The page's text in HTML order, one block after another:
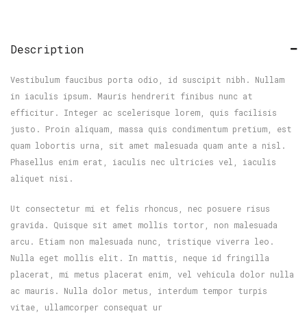
Description
Vestibulum faucibus porta odio, id suscipit nibh. Nullam
in iaculis ipsum. Mauris hendrerit finibus nunc at
efficitur. Integer ac scelerisque lorem, quis facilisis
justo. Proin aliquam, massa quis condimentum pretium, est
quam lobortis urna, sit amet malesuada quam ante a nisl.
Phasellus enim erat, iaculis nec ultricies vel, iaculis
aliquet nisi.
Ut consectetur mi et felis rhoncus, nec posuere risus
gravida. Quisque sit amet mollis tortor, non malesuada
arcu. Etiam non malesuada nunc, tristique viverra leo.
Nulla eget mollis elit. In mattis, neque id fringilla
placerat, mi metus placerat enim, vel vehicula dolor nulla
ac mauris. Nulla dolor metus, interdum tempor turpis
vitae, ullamcorper consequat ur